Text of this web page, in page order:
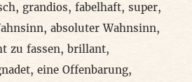
, grandios, fabelhaft, super,
, absoluter Wahnsinn,
zu fassen, brillant,
, eine Offenbarung,